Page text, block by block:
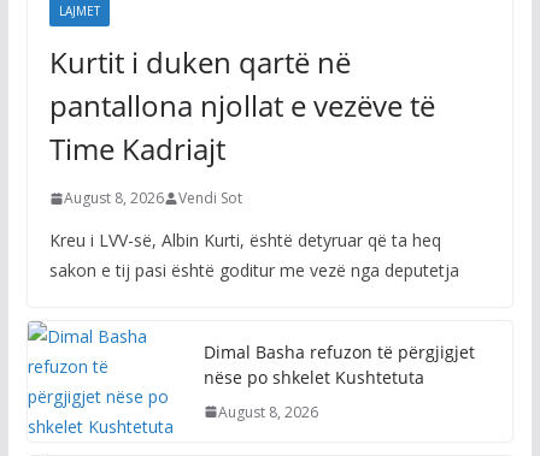
LAJMET
Kurtit i duken qartë në
pantallona njollat e vezëve të
Time Kadriajt
August 8, 2026 Vendi Sot
Kreu i LVV-së, Albin Kurti, është detyruar që ta heq
sakon e tij pasi është goditur me vezë nga deputetja
Dimal Basha refuzon të përgjigjet
nëse po shkelet Kushtetuta
August 8, 2026